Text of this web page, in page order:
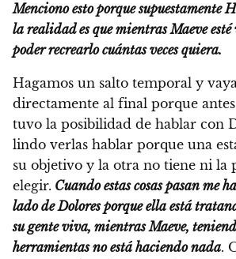
Menciono esto porque supuestamente
la realidad es que mientras Maeve
poder recrearlo cuántas veces quiera.
Hagamos un salto temporal y
directamente al final porque
tuvo la posibilidad de hablar con
lindo verlas hablar porque una
su objetivo y la otra no tiene ni la
elegir. Cuando estas cosas pasan me
lado de Dolores porque ella está
su gente viva, mientras Maeve,
herramientas no está haciendo nada.